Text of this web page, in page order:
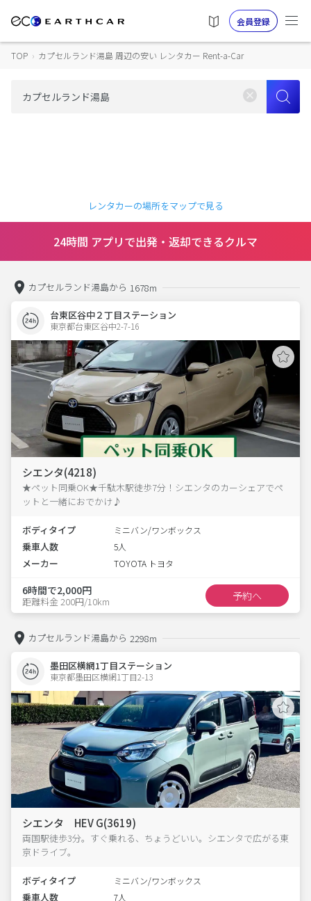
会員登録
TOP › カプセルランド湯島 周辺の安い レンタカー Rent-a-Car
レンタカーの場所をマップで見る
24時間 アプリで出発・返却できるクルマ
カプセルランド湯島から 1678m
台東区谷中２丁目ステーション
東京都台東区谷中2-7-16
シエンタ(4218)
★ペット同乗OK★千駄木駅徒歩7分！シエンタのカーシェアでペ
ットと一緒におでかけ♪
ボディタイプ ミニバン/ワンボックス
乗車人数 5人
メーカー TOYOTA トヨタ
6時間で2,000円
距離料金 200円/10km 予約へ
カプセルランド湯島から 2298m
墨田区横網1丁目ステーション
東京都墨田区横網1丁目2-13
シエンタ HEV G(3619)
両国駅徒歩3分。すぐ乗れる、ちょうどいい。シエンタで広がる東
京ドライブ。
ボディタイプ ミニバン/ワンボックス
乗車人数 7人